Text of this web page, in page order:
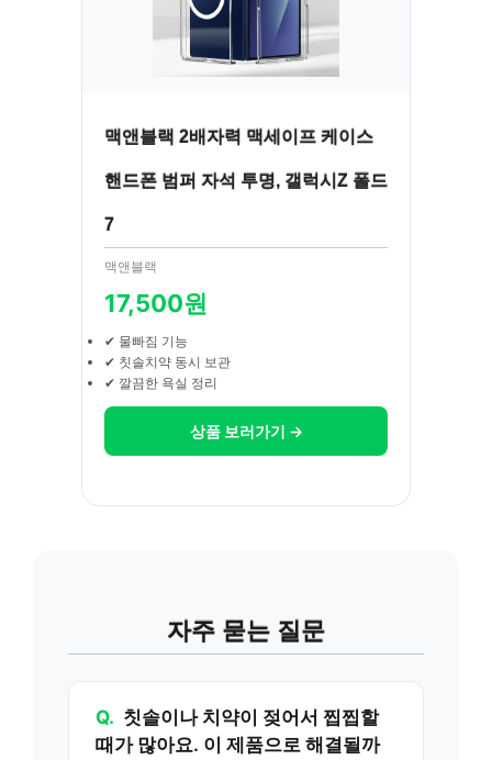
맥앤블랙 2배자력 맥세이프 케이스
핸드폰 범퍼 자석 투명, 갤럭시Z 폴드
7
맥앤블랙
17,500원
✔ 물빠짐 기능
✔ 칫솔치약 동시 보관
✔ 깔끔한 욕실 정리
상품 보러가기 →
자주 묻는 질문
Q. 칫솔이나 치약이 젖어서 찝찝할
때가 많아요. 이 제품으로 해결될까